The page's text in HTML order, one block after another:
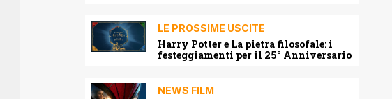
LE PROSSIME USCITE
Harry Potter e La pietra filosofale: i
festeggiamenti per il 25° Anniversario
NEWS FILM